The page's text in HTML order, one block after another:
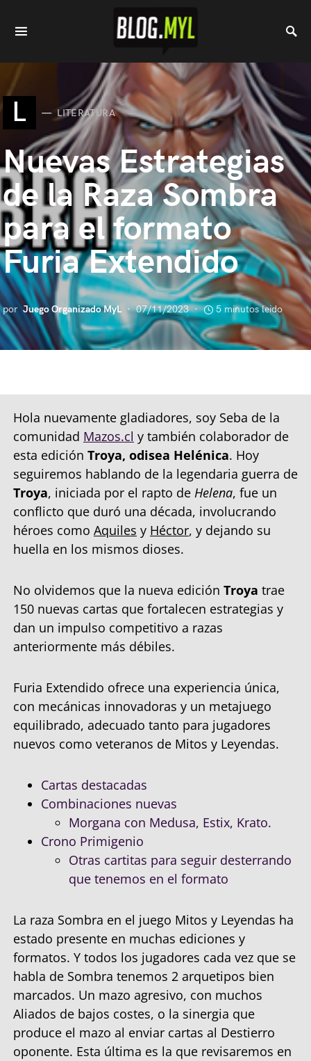
L LITERATURA
Nuevas Estrategias
de la Raza Sombra
para el formato
Furia Extendido
por Juego Organizado MyL 07/11/2023 5 minutos leido
Hola nuevamente gladiadores, soy Seba de la
comunidad Mazos.cl y también colaborador de
esta edición Troya, odisea Helénica. Hoy
seguiremos hablando de la legendaria guerra de
Troya, iniciada por el rapto de Helena, fue un
conflicto que duró una década, involucrando
héroes como Aquiles y Héctor, y dejando su
huella en los mismos dioses.
No olvidemos que la nueva edición Troya trae
150 nuevas cartas que fortalecen estrategias y
dan un impulso competitivo a razas
anteriormente más débiles.
Furia Extendido ofrece una experiencia única,
con mecánicas innovadoras y un metajuego
equilibrado, adecuado tanto para jugadores
nuevos como veteranos de Mitos y Leyendas.
Cartas destacadas
Combinaciones nuevas
Morgana con Medusa, Estix, Krato.
Crono Primigenio
Otras cartitas para seguir desterrando
que tenemos en el formato
La raza Sombra en el juego Mitos y Leyendas ha
estado presente en muchas ediciones y
formatos. Y todos los jugadores cada vez que se
habla de Sombra tenemos 2 arquetipos bien
marcados. Un mazo agresivo, con muchos
Aliados de bajos costes, o la sinergia que
produce el mazo al enviar cartas al Destierro
oponente. Esta última es la que revisaremos en